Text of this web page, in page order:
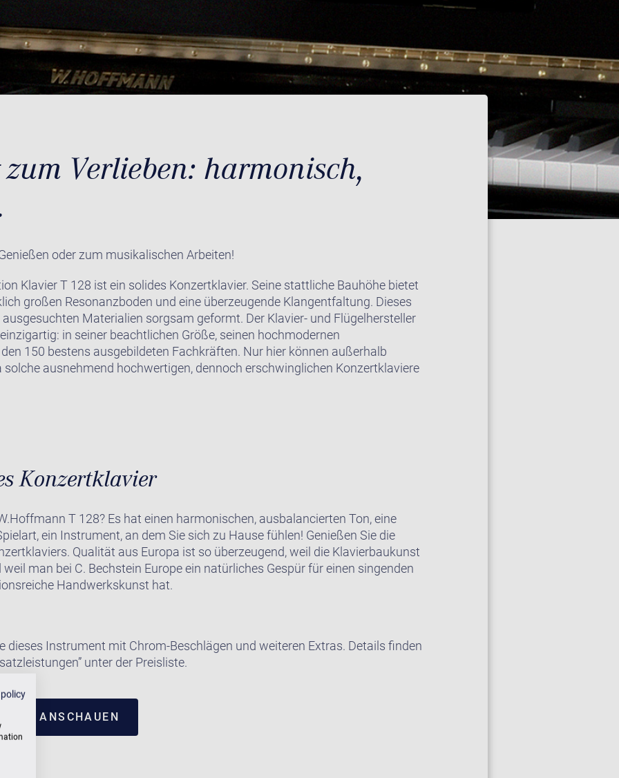
Verlieben: harmonisch,
oder zum musikalischen Arbeiten!
Klavier T 128 ist ein solides Konzertklavier. Seine stattliche Bauhöhe bietet
großen Resonanzboden und eine überzeugende Klangentfaltung. Dieses
Materialien sorgsam geformt. Der Klavier- und Flügelhersteller
in seiner beachtlichen Größe, seinen hochmodernen
150 bestens ausgebildeten Fachkräften. Nur hier können außerhalb
solche ausnehmend hochwertigen, dennoch erschwinglichen Konzertklaviere
Konzertklavier
T 128? Es hat einen harmonischen, ausbalancierten Ton, eine
ein Instrument, an dem Sie sich zu Hause fühlen! Genießen Sie die
Qualität aus Europa ist so überzeugend, weil die Klavierbaukunst
man bei C. Bechstein Europe ein natürliches Gespür für einen singenden
Handwerkskunst hat.
dieses Instrument mit Chrom-Beschlägen und weiteren Extras. Details finden
unter der Preisliste.
ANSCHAUEN